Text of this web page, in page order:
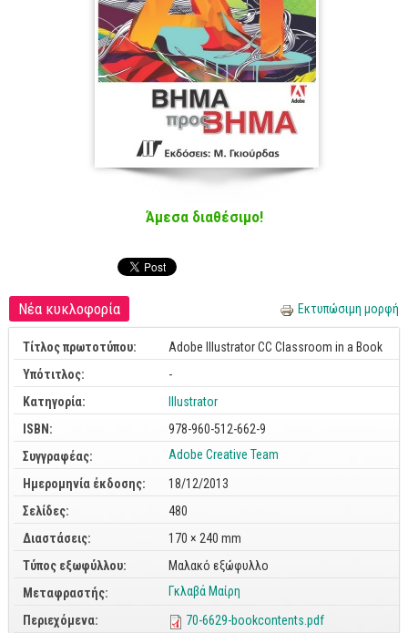
Προγραμματισμός
Delphi - Pascal
Cobol - Assembly - Fortran
Oracle - SQL
Δίκτυα
Ασφάλεια
Hardware
Γραφικά
Photoshop
After Effects
Acrobat
Illustrator
Σχεδιαστικά
CorelDraw
Άμεσα διαθέσιμο!
Εκτυπώσιμη μορφή
Νέα κυκλοφορία
Τίτλος πρωτοτύπου:
Adobe Illustrator CC Classroom in a Book
Υπότιτλος:
-
Κατηγορία:
Illustrator
ISBN:
978-960-512-662-9
Συγγραφέας:
Adobe Creative Team
Ημερομηνία έκδοσης:
18/12/2013
Σελίδες:
480
Διαστάσεις:
170 × 240 mm
Τύπος εξωφύλλου:
Μαλακό εξώφυλλο
Μεταφραστής:
Γκλαβά Μαίρη
Περιεχόμενα:
70-6629-bookcontents.pdf